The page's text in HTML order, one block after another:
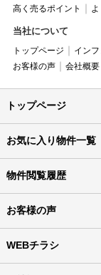
高く売るポイント
当社について
トップページ イン
お客様の声
会社概要
トップページ
お気に入り物件一覧
物件閲覧履歴
お客様の声
WEBチラシ